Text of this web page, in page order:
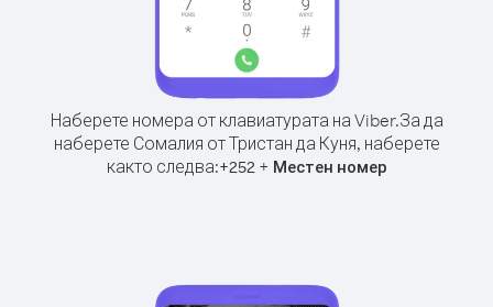
Наберете номера от клавиатурата на Viber.За да
наберете Сомалия от Тристан да Куня, наберете
както следва:+252+ Местен номер